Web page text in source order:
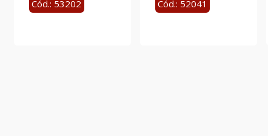
Cód.: 53202 Cód.: 52041